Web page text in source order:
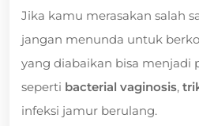
Jika kamu merasakan salah
jangan menunda untuk
yang diabaikan bisa menjadi
seperti bacterial vaginosis,
infeksi jamur berulang.